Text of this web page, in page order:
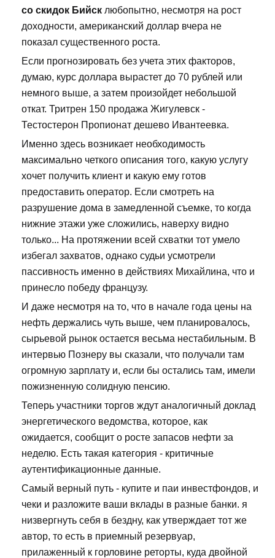
со скидок Бийск любопытно, несмотря на рост
доходности, американский доллар вчера не
показал существенного роста.
Если прогнозировать без учета этих факторов,
думаю, курс доллара вырастет до 70 рублей или
немного выше, а затем произойдет небольшой
откат. Тритрен 150 продажа Жигулевск -
Тестостерон Пропионат дешево Ивантеевка.
Именно здесь возникает необходимость
максимально четкого описания того, какую услугу
хочет получить клиент и какую ему готов
предоставить оператор. Если смотреть на
разрушение дома в замедленной съемке, то когда
нижние этажи уже сложились, наверху видно
только... На протяжении всей схватки тот умело
избегал захватов, однако судьи усмотрели
пассивность именно в действиях Михайлина, что и
принесло победу французу.
И даже несмотря на то, что в начале года цены на
нефть держались чуть выше, чем планировалось,
сырьевой рынок остается весьма нестабильным. В
интервью Познеру вы сказали, что получали там
огромную зарплату и, если бы остались там, имели
пожизненную солидную пенсию.
Теперь участники торгов ждут аналогичный доклад
энергетического ведомства, которое, как
ожидается, сообщит о росте запасов нефти за
неделю. Есть такая категория - критичные
аутентификационные данные.
Самый верный путь - купите и паи инвестфондов, и
чеки и разложите ваши вклады в разные банки. я
низвергнуть себя в бездну, как утверждает тот же
автор, то есть в приемный резервуар,
прилаженный к горловине реторты, куда двойной